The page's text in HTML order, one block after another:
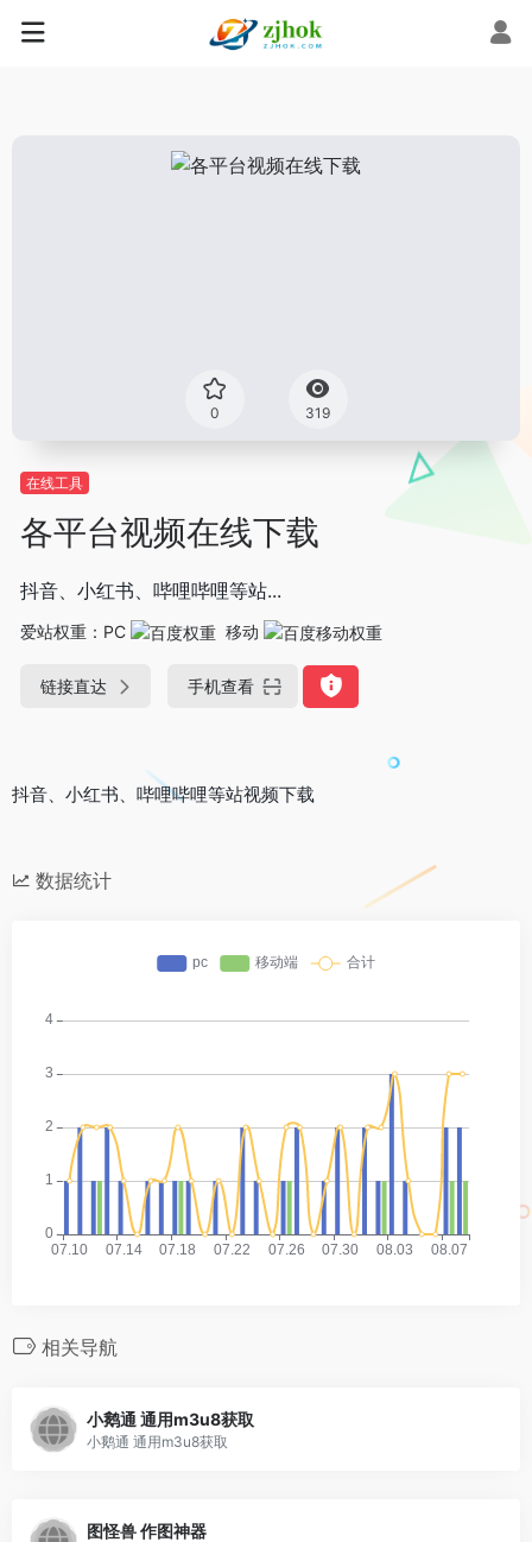
0 319
在线工具
各平台视频在线下载
抖音、小红书、哔哩哔哩等站...
爱站权重： PC 移动
链接直达 手机查看
抖音、小红书、哔哩哔哩等站视频下载
数据统计
相关导航
小鹅通 通用m3u8获取
小鹅通 通用m3u8获取
图怪兽 作图神器